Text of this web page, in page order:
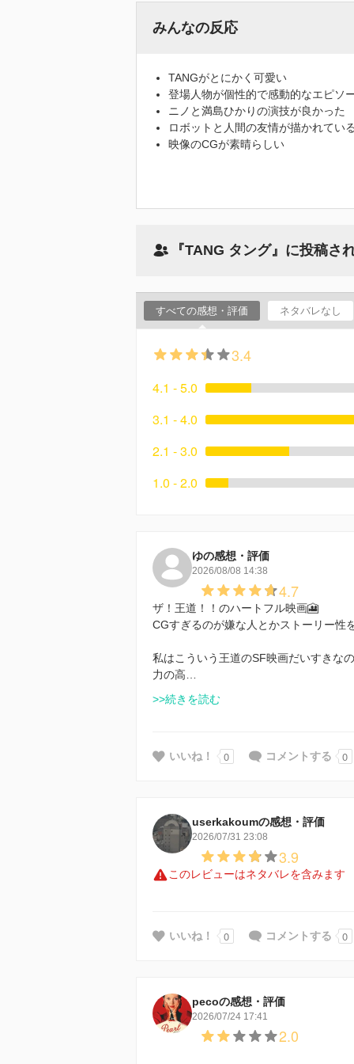
みんなの反応
TANGがとにかく可愛い
登場人物が個性的で感動的なエピソ
ニノと満島ひかりの演技が良かった
ロボットと人間の友情が描かれてい
映像のCGが素晴らしい
『TANG タング』に投稿さ
すべての感想・評価 ネタバレなし
3.4
4.1 - 5.0
3.1 - 4.0
2.1 - 3.0
1.0 - 2.0
ゆの感想・評価
2026/08/08 14:38
4.7
ザ！王道！！のハートフル映画🎦
CGすぎるのが嫌な人とかストーリー性
私はこういう王道のSF映画だいすきな
力の高…
>>続きを読む
いいね！ 0 コメントする 0
userkakoumの感想・評価
2026/07/31 23:08
3.9
このレビューはネタバレを含みます
いいね！ 0 コメントする 0
pecoの感想・評価
2026/07/24 17:41
2.0